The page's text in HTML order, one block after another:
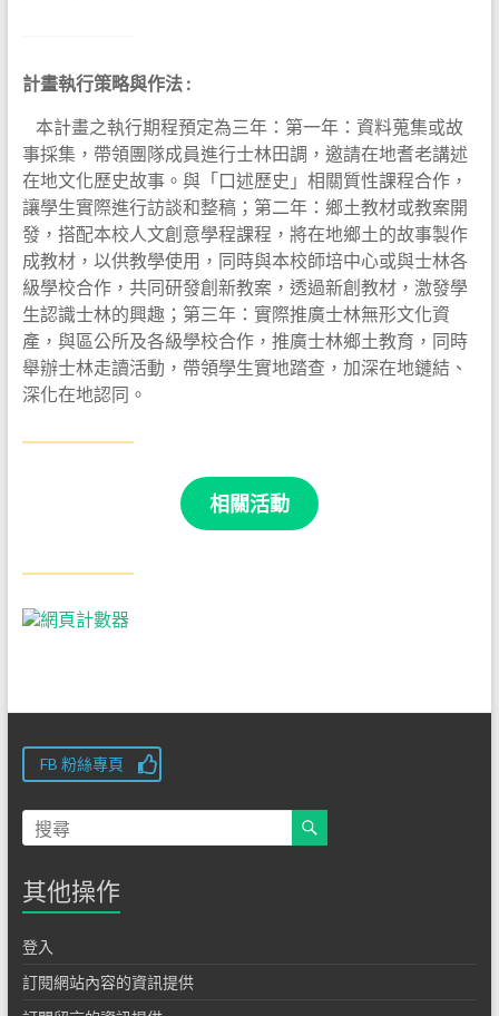
計畫執行策略與作法 :
本計畫之執行期程預定為三年：第一年：資料蒐集或故
事採集，帶領團隊成員進行士林田調，邀請在地耆老講述
在地文化歷史故事。與「口述歷史」相關質性課程合作，
讓學生實際進行訪談和整稿；第二年：鄉土教材或教案開
發，搭配本校人文創意學程課程，將在地鄉土的故事製作
成教材，以供教學使用，同時與本校師培中心或與士林各
級學校合作，共同研發創新教案，透過新創教材，激發學
生認識士林的興趣；第三年：實際推廣士林無形文化資
產，與區公所及各級學校合作，推廣士林鄉土教育，同時
舉辦士林走讀活動，帶領學生實地踏查，加深在地鏈結、
深化在地認同。
相關活動
FB 粉絲專頁
其他操作
登入
訂閱網站內容的資訊提供